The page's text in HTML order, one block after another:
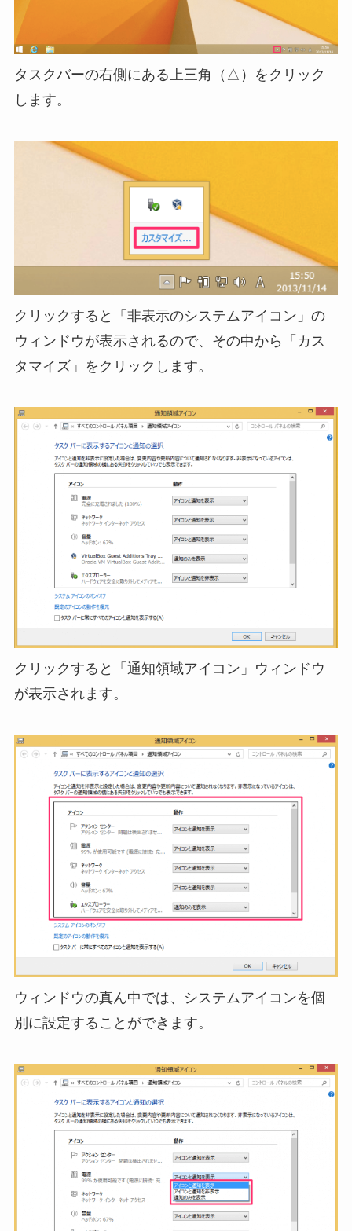
タスクバーの右側にある上三角（△）をクリック
します。
クリックすると「非表示のシステムアイコン」の
ウィンドウが表示されるので、その中から「カス
タマイズ」をクリックします。
クリックすると「通知領域アイコン」ウィンドウ
が表示されます。
ウィンドウの真ん中では、システムアイコンを個
別に設定することができます。